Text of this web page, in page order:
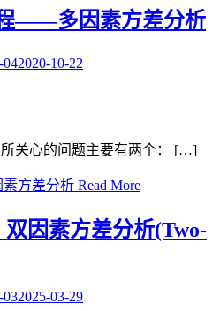
——多因素方差分析
042020-10-22
关心的问题主要有两个： […]
方差分析 Read More
双因素方差分析(Two-
032025-03-29